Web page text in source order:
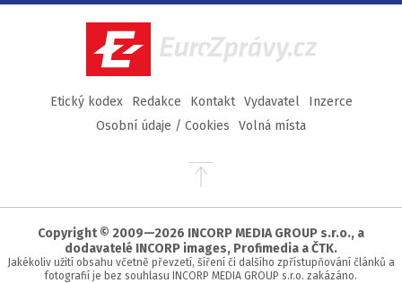
Facebook
TwitterInstagram
YouTube
EuroZprávy.cz
Etický kodex Redakce Kontakt Vydavatel
Inzerce
Osobní údaje / Cookies
Volná místa
Přejít
stránky
Copyright © 2009—2026 INCORP MEDIA GROUP s.r.o., a
dodavatelé INCORP images, Profimedia a ČTK.
Jakékoliv užití obsahu včetně převzetí, šíření či dalšího zpřístupňování článků a
fotografií je bez souhlasu INCORP MEDIA GROUP s.r.o. zakázáno.